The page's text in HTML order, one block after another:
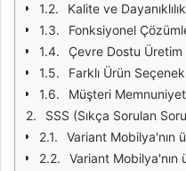
Kalite ve Dayanıklılık
Fonksiyonel
Çevre Dostu Üretim
Farklı Ürün
Müşteri
SSS (Sıkça Sorulan
Variant Mobilya'nın
Variant Mobilya'nın